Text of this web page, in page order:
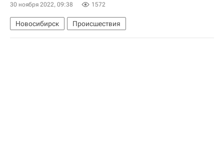
30 ноября 2022, 09:38 1572
Новосибирск Происшествия